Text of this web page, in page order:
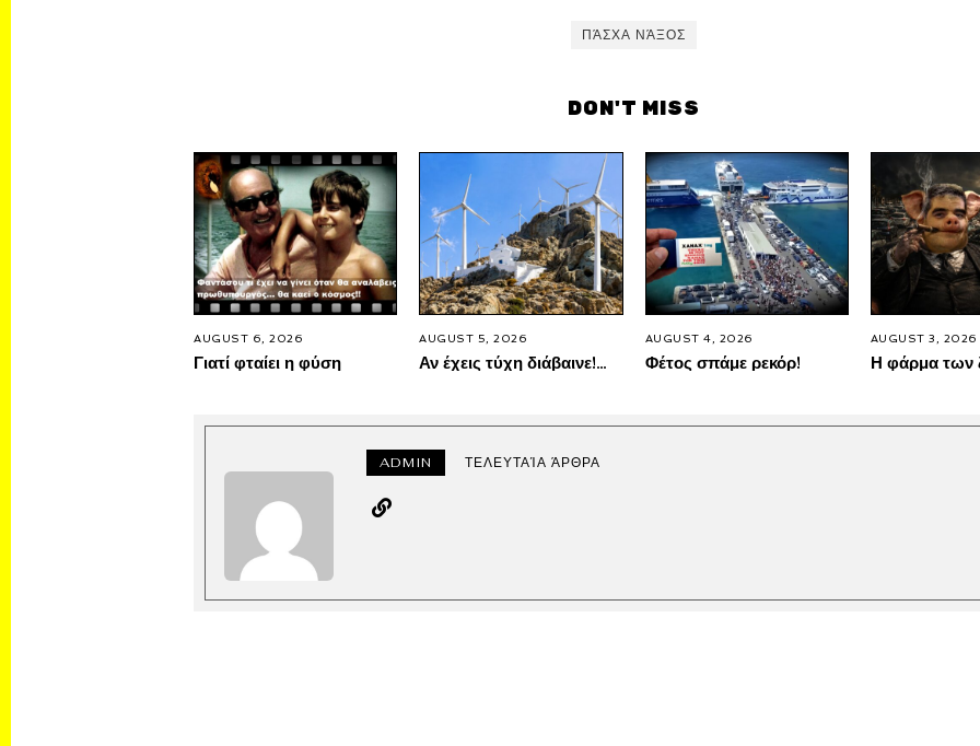
ΠΆΣΧΑ ΝΆΞΟΣ
DON'T MISS
AUGUST 6, 2026
Γιατί φταίει η φύση
AUGUST 5, 2026
Αν έχεις τύχη διάβαινε!…
AUGUST 4, 2026
Φέτος σπάμε ρεκόρ!
AUGUST 3, 2026
Η φάρμα των
ADMIN ΤΕΛΕΥΤΑΊΑ ΆΡΘΡΑ